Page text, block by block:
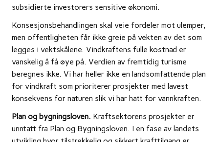
subsidierte investorers sensitive økonomi.
Konsesjonsbehandlingen skal veie fordeler mot ulemper,
men offentligheten får ikke greie på vekten av det som
legges i vektskålene. Vindkraftens fulle kostnad er
vanskelig å få øye på. Verdien av fremtidig turisme
beregnes ikke. Vi har heller ikke en landsomfattende plan
for vindkraft som prioriterer prosjekter med lavest
konsekvens for naturen slik vi har hatt for vannkraften.
Plan og bygningsloven. Kraftsektorens prosjekter er
unntatt fra Plan og Bygningsloven. I en fase av landets